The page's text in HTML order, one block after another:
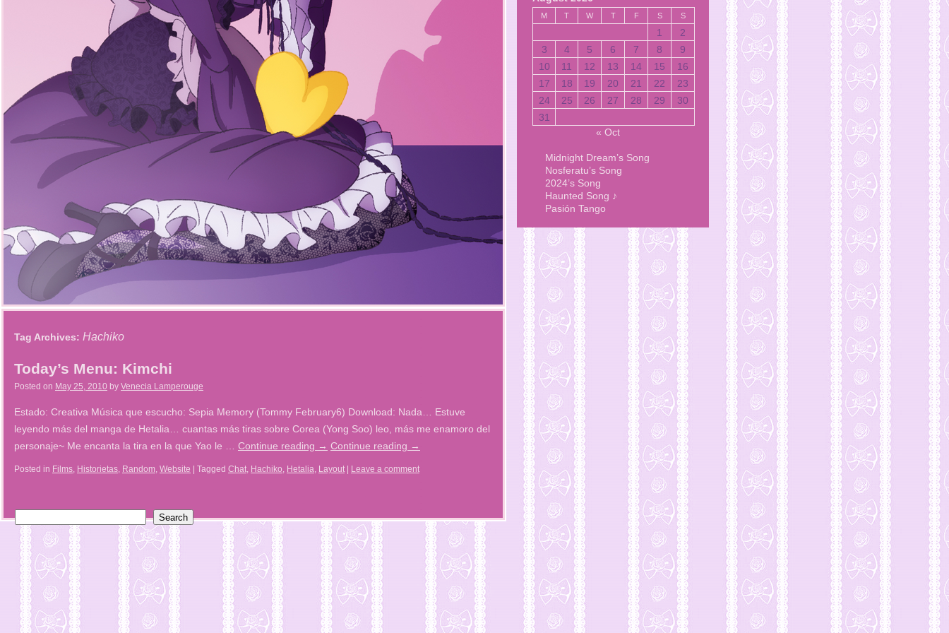
Tag Archives: Hachiko
Today’s Menu: Kimchi
Posted on May 25, 2010 by Venecia Lamperouge
Estado: Creativa Música que escucho: Sepia Memory (Tommy February6) Download: Nada… Estuve
leyendo más del manga de Hetalia… cuantas más tiras sobre Corea (Yong Soo) leo, más me enamoro del
personaje~ Me encanta la tira en la que Yao le … Continue reading → Continue reading →
Posted in Films, Historietas, Random, Website Tagged Chat, Hachiko, Hetalia, Layout Leave a comment
M T W T F S S
1
2
3
4 5 6 7 8
9
10
11 12 13 14 15
16
17
18 19 20 21 22
23
24
25 26 27 28 29
30
31
« Oct
Midnight Dream’s Song
Nosferatu’s Song
2024’s Song
Haunted Song ♪
Pasión Tango
Search